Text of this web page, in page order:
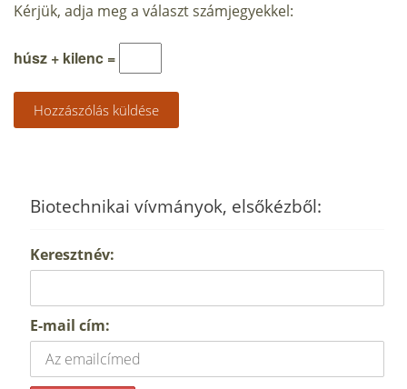
Kérjük, adja meg a választ számjegyekkel:
húsz + kilenc =
Biotechnikai vívmányok, elsőkézből:
Keresztnév:
E-mail cím: